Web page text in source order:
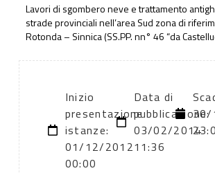
Lavori di sgombero neve e trattamento
strade provinciali nell’area Sud zona di
Rotonda – Sinnica (SS.PP. nn° 46 “da
Inizio
presentazione
istanze:
01/12/2012
00:00
Data di
pubblicazione:
03/02/2014
11:36
30/